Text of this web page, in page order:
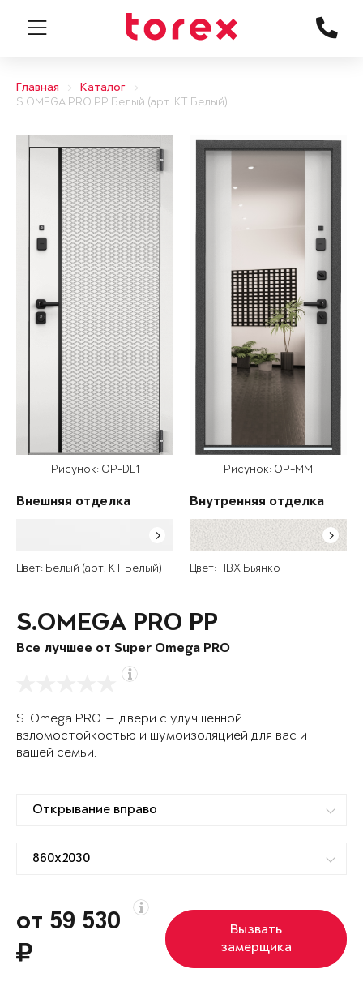
Главная
Каталог
S.OMEGA PRO PP Белый (арт. КТ Белый)
Рисунок: OP-DL1
Внешняя отделка
Цвет: Белый (арт. КТ Белый)
Рисунок: OP-MM
Внутренняя отделка
Цвет: ПВХ Бьянко
S.OMEGA PRO PP
Все лучшее от Super Omega PRO
S. Omega PRO — двери с улучшенной
взломостойкостью и шумоизоляцией для вас и
вашей семьи.
от 59 530
Вызвать
замерщика